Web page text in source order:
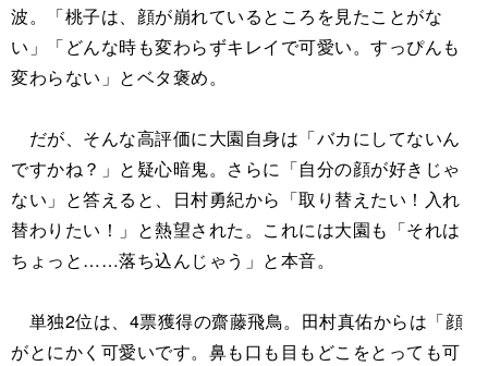
波。「桃子は、顔が崩れているところを見たことがな
い」「どんな時も変わらずキレイで可愛い。すっぴんも
変わらない」とベタ褒め。
だが、そんな高評価に大園自身は「バカにしてないん
ですかね？」と疑心暗鬼。さらに「自分の顔が好きじゃ
ない」と答えると、日村勇紀から「取り替えたい！入れ
替わりたい！」と熱望された。これには大園も「それは
ちょっと……落ち込んじゃう」と本音。
単独2位は、4票獲得の齋藤飛鳥。田村真佑からは「顔
がとにかく可愛いです。鼻も口も目もどこをとっても可